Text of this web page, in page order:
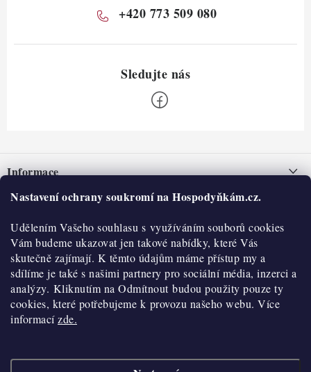
Nastavení ochrany soukromí na Hospodyňkám.cz.
Udělením Vašeho souhlasu s využíváním souborů cookies
Vám budeme ukazovat jen takové nabídky, které Vás
skutečně zajímají. K těmto údajům máme přístup my a
sdílíme je také s našimi partnery pro sociální média, inzerci a
analýzy. Kliknutím na Odmítnout budou použity pouze ty
cookies, které potřebujeme k provozu našeho webu. Více
informacízde.
+420 773 509 080
pInformace
Nepřevzetí zásilky na dobírku
Obchodní podmínky
Hodnocení obchodu
Blog
Moje objednávka
O nás
Historie
Kontakty
O nákupu
Reklamace a vratky
Výdejní místa